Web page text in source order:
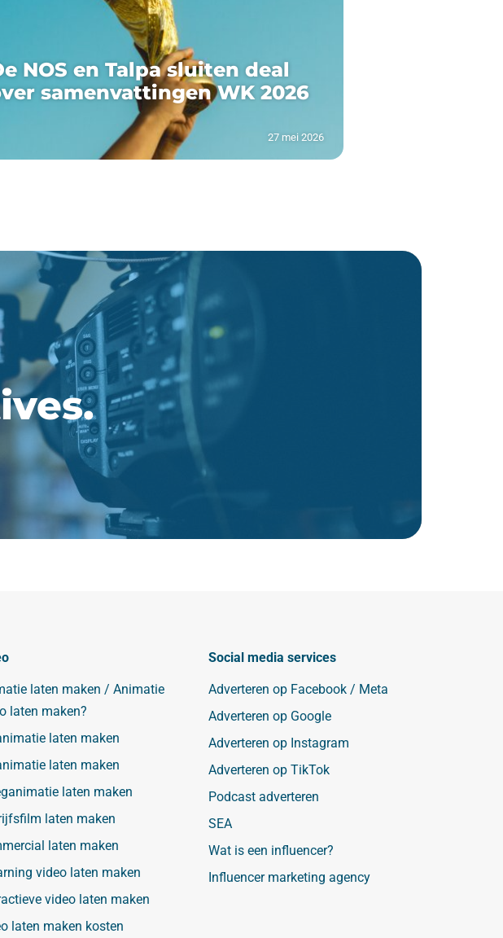
NOS en Talpa sluiten deal
samenvattingen WK 2026
27 mei 2026
laten maken / Animatie
laten maken?
laten maken
laten maken
laten maken
laten maken
laten maken
video laten maken
video laten maken
laten maken kosten
Social media services
Adverteren op Facebook / Meta
Adverteren op Google
Adverteren op Instagram
Adverteren op TikTok
Podcast adverteren
SEA
Wat is een influencer?
Influencer marketing agency